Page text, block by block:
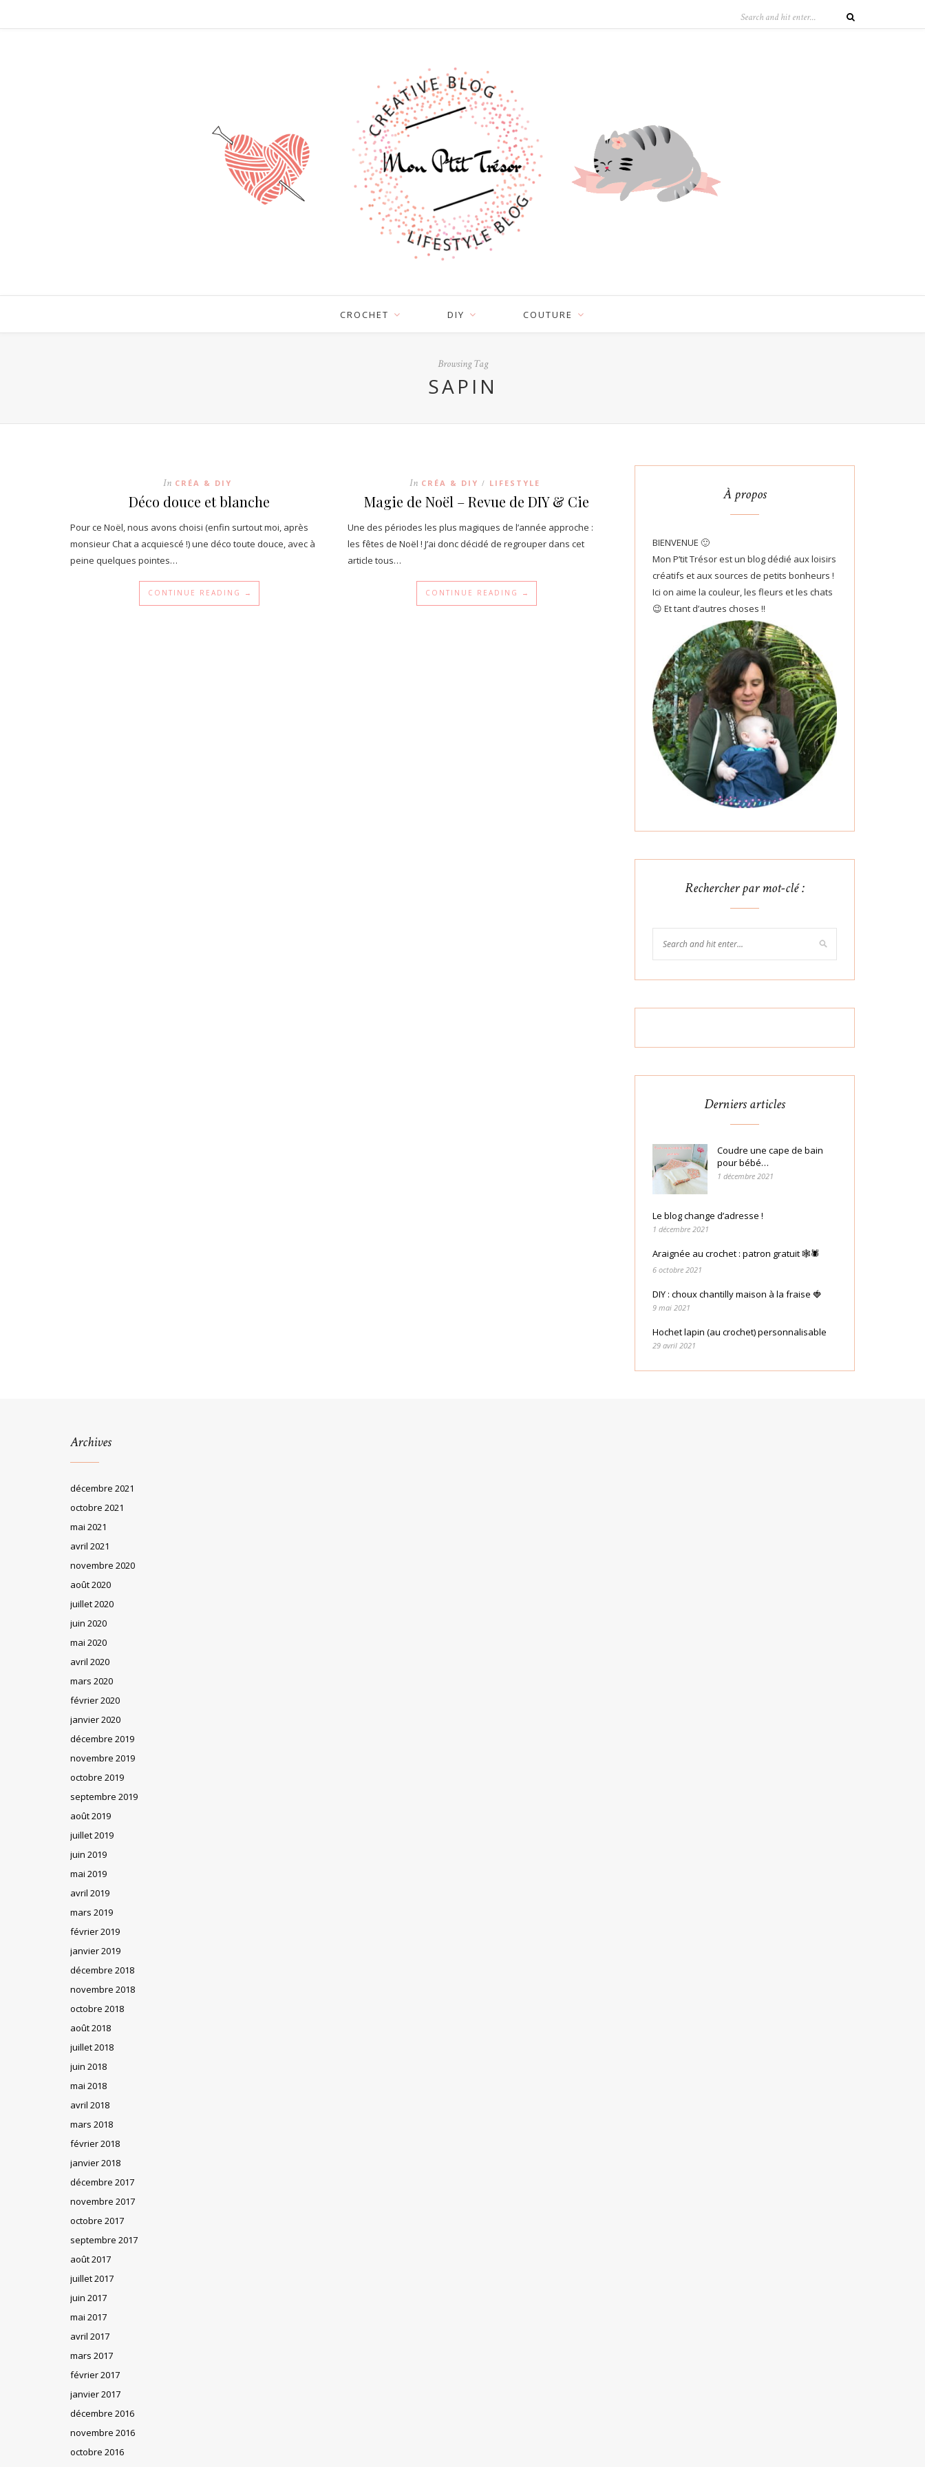
CROCHET DIY COUTURE
Browsing Tag
SAPIN
In CRÉA & DIY
Déco douce et blanche
Pour ce Noël, nous avons choisi (enfin surtout moi, après
monsieur Chat a acquiescé !) une déco toute douce, avec à
peine quelques pointes…
CONTINUE READING →
In CRÉA & DIY / LIFESTYLE
Magie de Noël – Revue de DIY & Cie
Une des périodes les plus magiques de l’année approche :
les fêtes de Noël ! J’ai donc décidé de regrouper dans cet
article tous…
CONTINUE READING →
À propos
BIENVENUE 🙂
Mon P’tit Trésor est un blog dédié aux loisirs
créatifs et aux sources de petits bonheurs !
Ici on aime la couleur, les fleurs et les chats
😉 Et tant d’autres choses !!
Rechercher par mot-clé :
Derniers articles
Coudre une cape de bain
pour bébé…
1 décembre 2021
Le blog change d’adresse !
1 décembre 2021
Araignée au crochet : patron gratuit 🕸🕷
6 octobre 2021
DIY : choux chantilly maison à la fraise 🍓
9 mai 2021
Hochet lapin (au crochet) personnalisable
29 avril 2021
Archives
décembre 2021
octobre 2021
mai 2021
avril 2021
novembre 2020
août 2020
juillet 2020
juin 2020
mai 2020
avril 2020
mars 2020
février 2020
janvier 2020
décembre 2019
novembre 2019
octobre 2019
septembre 2019
août 2019
juillet 2019
juin 2019
mai 2019
avril 2019
mars 2019
février 2019
janvier 2019
décembre 2018
novembre 2018
octobre 2018
août 2018
juillet 2018
juin 2018
mai 2018
avril 2018
mars 2018
février 2018
janvier 2018
décembre 2017
novembre 2017
octobre 2017
septembre 2017
août 2017
juillet 2017
juin 2017
mai 2017
avril 2017
mars 2017
février 2017
janvier 2017
décembre 2016
novembre 2016
octobre 2016